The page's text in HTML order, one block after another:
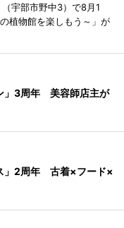
宇部市野中3）で8月1
植物館を楽しもう～」が
」3周年 美容師店主が
」2周年 古着×フード×